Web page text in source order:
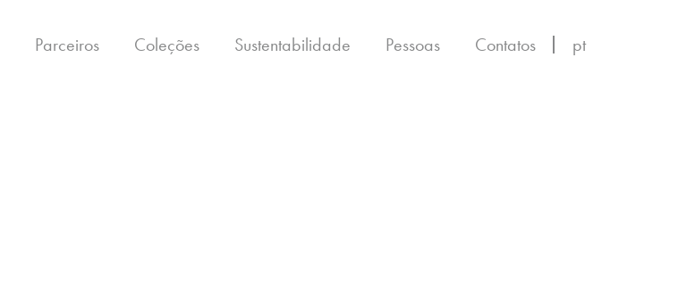
Parceiros Coleções Sustentabilidade Pessoas Contatos pt